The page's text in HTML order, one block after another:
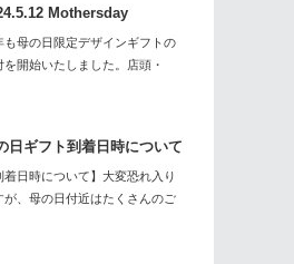
Mothersday
も母の日限定デザインギフトの
を開始いたしました。店頭・
日ギフト到着日時について
着日時について】大変恐れ入り
が、母の日付近はたくさんのご